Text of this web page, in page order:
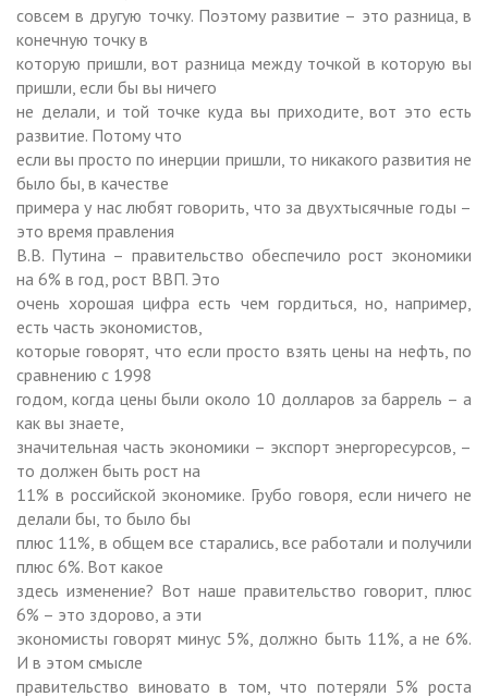
совсем в другую точку. Поэтому развитие – это разница, в
конечную точку в
которую пришли, вот разница между точкой в которую вы
пришли, если бы вы ничего
не делали, и той точке куда вы приходите, вот это есть
развитие. Потому что
если вы просто по инерции пришли, то никакого развития не
было бы, в качестве
примера у нас любят говорить, что за двухтысячные годы –
это время правления
В.В. Путина – правительство обеспечило рост экономики
на 6% в год, рост ВВП. Это
очень хорошая цифра есть чем гордиться, но, например,
есть часть экономистов,
которые говорят, что если просто взять цены на нефть, по
сравнению с 1998
годом, когда цены были около 10 долларов за баррель – а
как вы знаете,
значительная часть экономики – экспорт энергоресурсов, –
то должен быть рост на
11% в российской экономике. Грубо говоря, если ничего не
делали бы, то было бы
плюс 11%, в общем все старались, все работали и получили
плюс 6%. Вот какое
здесь изменение? Вот наше правительство говорит, плюс
6% – это здорово, а эти
экономисты говорят минус 5%, должно быть 11%, а не 6%.
И в этом смысле
правительство виновато в том, что потеряли 5% роста